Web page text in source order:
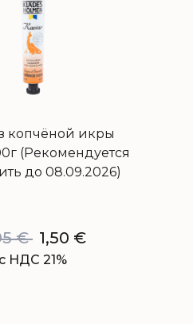
копчёной икры
(Рекомендуется
до 08.09.2026)
€ 1,50 €
с НДС 21%